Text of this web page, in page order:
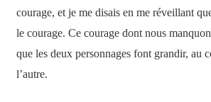
courage, et je me disais en me réveillant
le courage. Ce courage dont nous
que les deux personnages font grandir, au
l’autre.